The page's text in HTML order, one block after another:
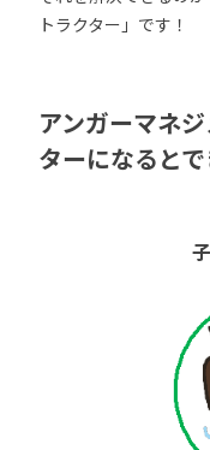
トラクター」です！
アンガーマネ
ターになると